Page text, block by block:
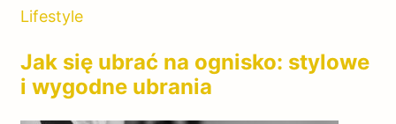
Lifestyle
Jak się ubrać na ognisko: stylowe
i wygodne ubrania